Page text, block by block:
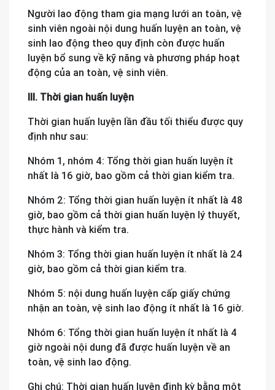
Người lao động tham gia mạng lưới an toàn, vệ
sinh viên ngoài nội dung huấn luyện an toàn, vệ
sinh lao động theo quy định còn được huấn
luyện bổ sung về kỹ năng và phương pháp hoạt
động của an toàn, vệ sinh viên.
III. Thời gian huấn luyện
Thời gian huấn luyện lần đầu tối thiểu được quy
định như sau:
Nhóm 1, nhóm 4: Tổng thời gian huấn luyện ít
nhất là 16 giờ, bao gồm cả thời gian kiểm tra.
Nhóm 2: Tổng thời gian huấn luyện ít nhất là 48
giờ, bao gồm cả thời gian huấn luyện lý thuyết,
thực hành và kiểm tra.
Nhóm 3: Tổng thời gian huấn luyện ít nhất là 24
giờ, bao gồm cả thời gian kiểm tra.
Nhóm 5: nội dung huấn luyện cấp giấy chứng
nhận an toàn, vệ sinh lao động ít nhất là 16 giờ.
Nhóm 6: Tổng thời gian huấn luyện ít nhất là 4
giờ ngoài nội dung đã được huấn luyện về an
toàn, vệ sinh lao động.
Ghi chú: Thời gian huấn luyện định kỳ bằng một